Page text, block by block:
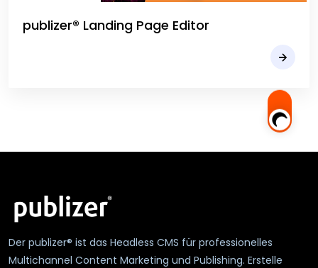
publizer® Landing Page Editor
Der publizer® ist das Headless CMS für professionelles
Multichannel Content Marketing und Publishing. Erstelle